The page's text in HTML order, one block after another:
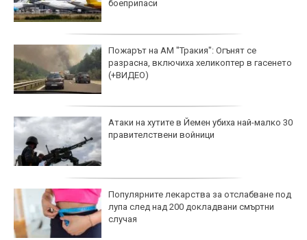
боеприпаси
Пожарът на АМ "Тракия": Огънят се
разрасна, включиха хеликоптер в гасенето
(+ВИДЕО)
Атаки на хутите в Йемен убиха най-малко 30
правителствени войници
Популярните лекарства за отслабване под
лупа след над 200 докладвани смъртни
случая